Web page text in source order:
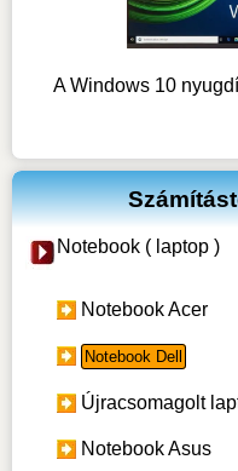
A Windows 10
Notebook ( laptop )
Notebook Acer
Notebook Dell
Újracsomagolt
Notebook Asus